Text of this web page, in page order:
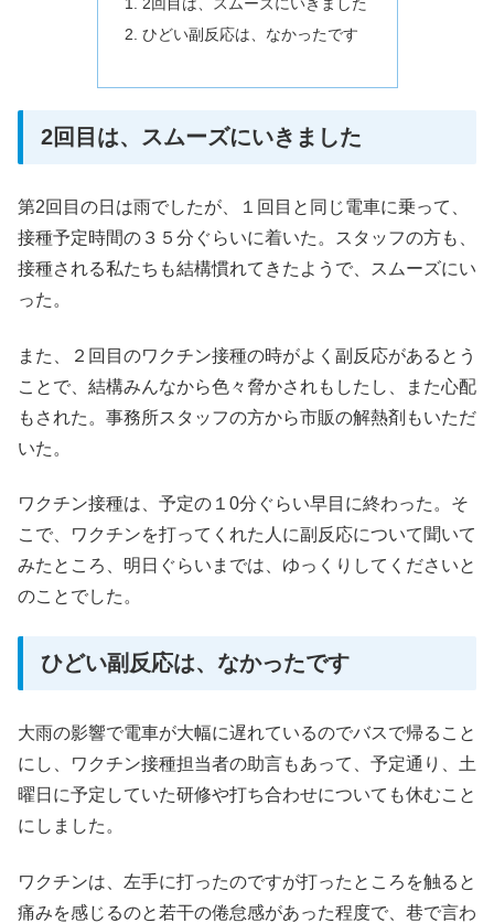
2回目は、スムーズにいきました
ひどい副反応は、なかったです
2回目は、スムーズにいきました
第2回目の日は雨でしたが、１回目と同じ電車に乗って、
接種予定時間の３５分ぐらいに着いた。スタッフの方も、
接種される私たちも結構慣れてきたようで、スムーズにい
った。
また、２回目のワクチン接種の時がよく副反応があるとう
ことで、結構みんなから色々脅かされもしたし、また心配
もされた。事務所スタッフの方から市販の解熱剤もいただ
いた。
ワクチン接種は、予定の１0分ぐらい早目に終わった。そ
こで、ワクチンを打ってくれた人に副反応について聞いて
みたところ、明日ぐらいまでは、ゆっくりしてくださいと
のことでした。
ひどい副反応は、なかったです
大雨の影響で電車が大幅に遅れているのでバスで帰ること
にし、ワクチン接種担当者の助言もあって、予定通り、土
曜日に予定していた研修や打ち合わせについても休むこと
にしました。
ワクチンは、左手に打ったのですが打ったところを触ると
痛みを感じるのと若干の倦怠感があった程度で、巷で言わ